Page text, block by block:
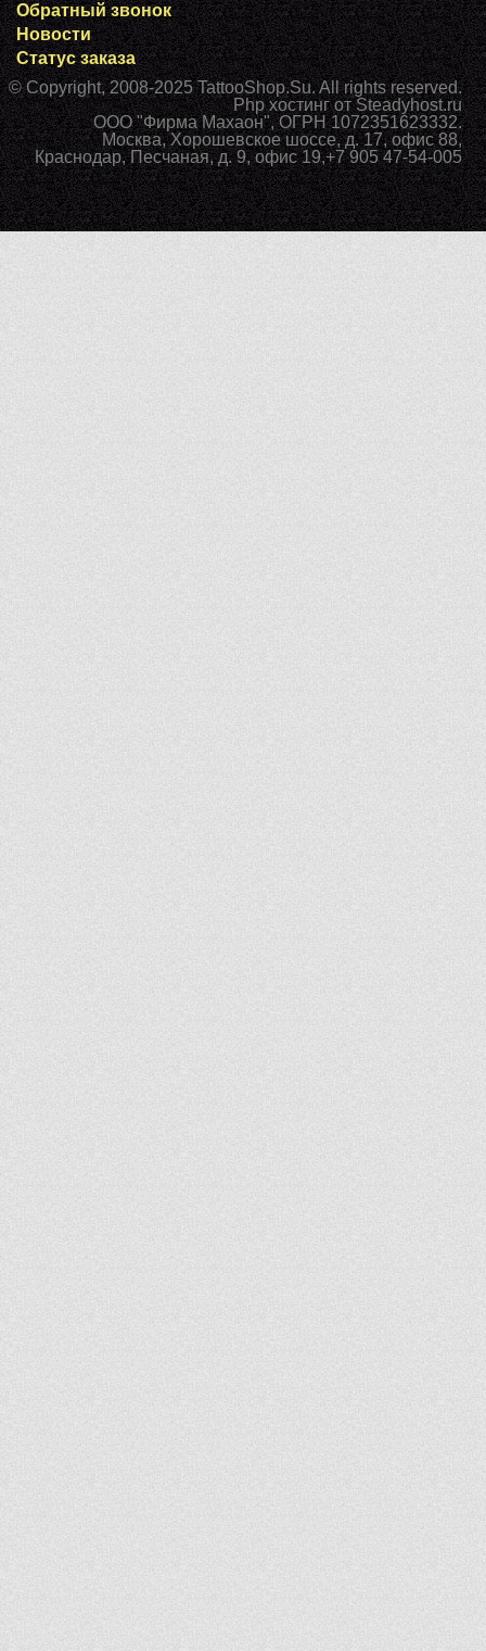
Обратный звонок
Новости
Статус заказа
© Copyright, 2008-2025TattooShop.Su. All rights reserved.
Php хостингот Steadyhost.ru
ООО "Фирма Махаон", ОГРН 1072351623332.
Москва,Хорошевское шоссе, д. 17, офис 88,
Краснодар,Песчаная, д. 9, офис 19,+7 905 47-54-005